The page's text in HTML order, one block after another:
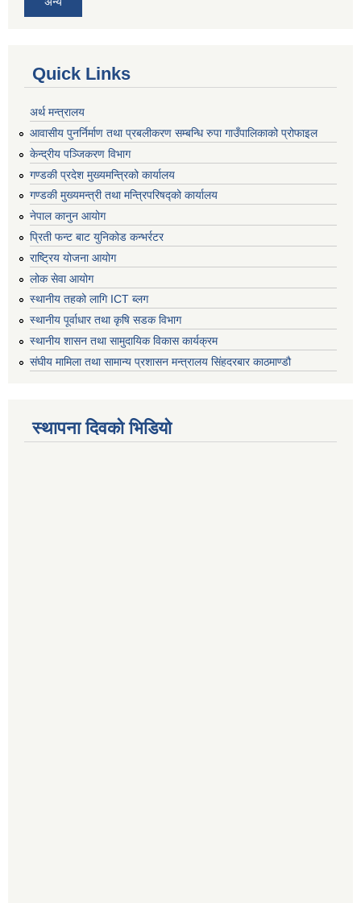
Quick Links
अर्थ मन्त्रालय
आवासीय पुनर्निर्माण तथा प्रबलीकरण सम्बन्धि रुपा गाउँपालिकाको प्रोफाइल
केन्द्रीय पञ्जिकरण विभाग
गण्डकी प्रदेश मुख्यमन्त्रिको कार्यालय
गण्डकी मुख्यमन्त्री तथा मन्त्रिपरिषद्को कार्यालय
नेपाल कानुन आयोग
प्रिती फन्ट बाट युनिकोड कन्भर्रटर
राष्ट्रिय योजना आयोग
लोक सेवा आयोग
स्थानीय तहको लागि ICT ब्लग
स्थानीय पूर्वाधार तथा कृषि सडक विभाग
स्थानीय शासन तथा सामुदायिक विकास कार्यक्रम
संघीय मामिला तथा सामान्य प्रशासन मन्त्रालय सिंहदरबार काठमाण्डौ
स्थापना दिवको भिडियो